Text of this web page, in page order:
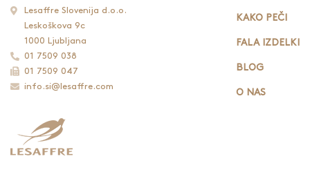
Lesaffre Slovenija d.o.o.
Leskoškova 9c
1000 Ljubljana
01 7509 038
01 7509 047
info.si@lesaffre.com
KAKO PEČI
FALA IZDELKI
BLOG
O NAS